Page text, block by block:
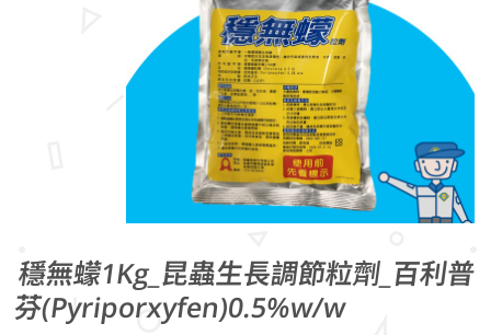
穩無蠓1Kg_昆蟲生長調節粒劑_百利普
芬(Pyriporxyfen)0.5%w/w